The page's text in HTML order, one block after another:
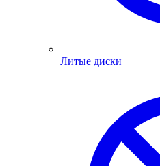
Литые диски